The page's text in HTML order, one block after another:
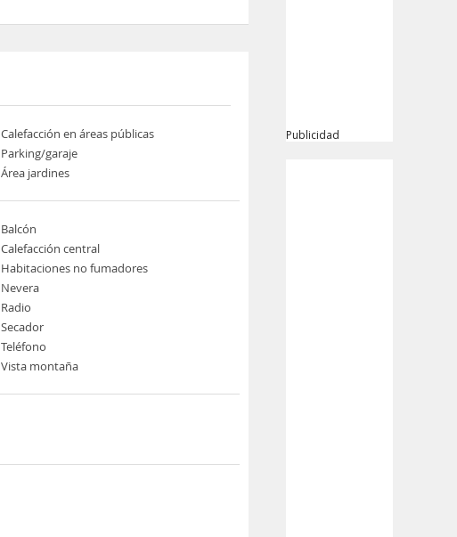
Calefacción en áreas públicas
Parking/garaje
Área jardines
Balcón
Calefacción central
Habitaciones no fumadores
Nevera
Radio
Secador
Teléfono
Vista montaña
Publicidad